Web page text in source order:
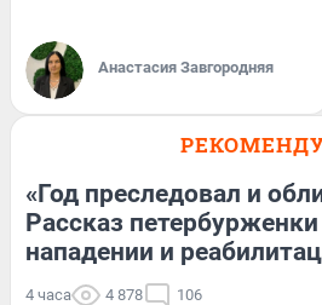
Анастасия Завгородняя
«Год преследовал и
Рассказ
нападении и
4 часа 4 878 106